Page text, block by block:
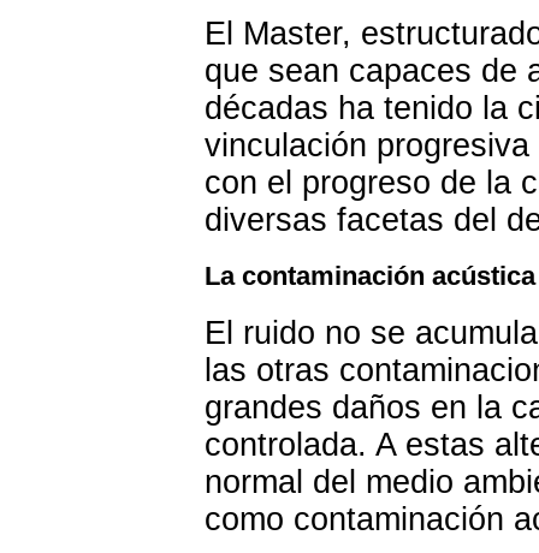
El Master,
que sean capaces de
décadas ha tenido la
vinculación
con el progreso de la
diversas facetas del
La contaminación acústica
El ruido no se
las otras
grandes daños en la
controlada. A estas
normal del medio
como contaminación